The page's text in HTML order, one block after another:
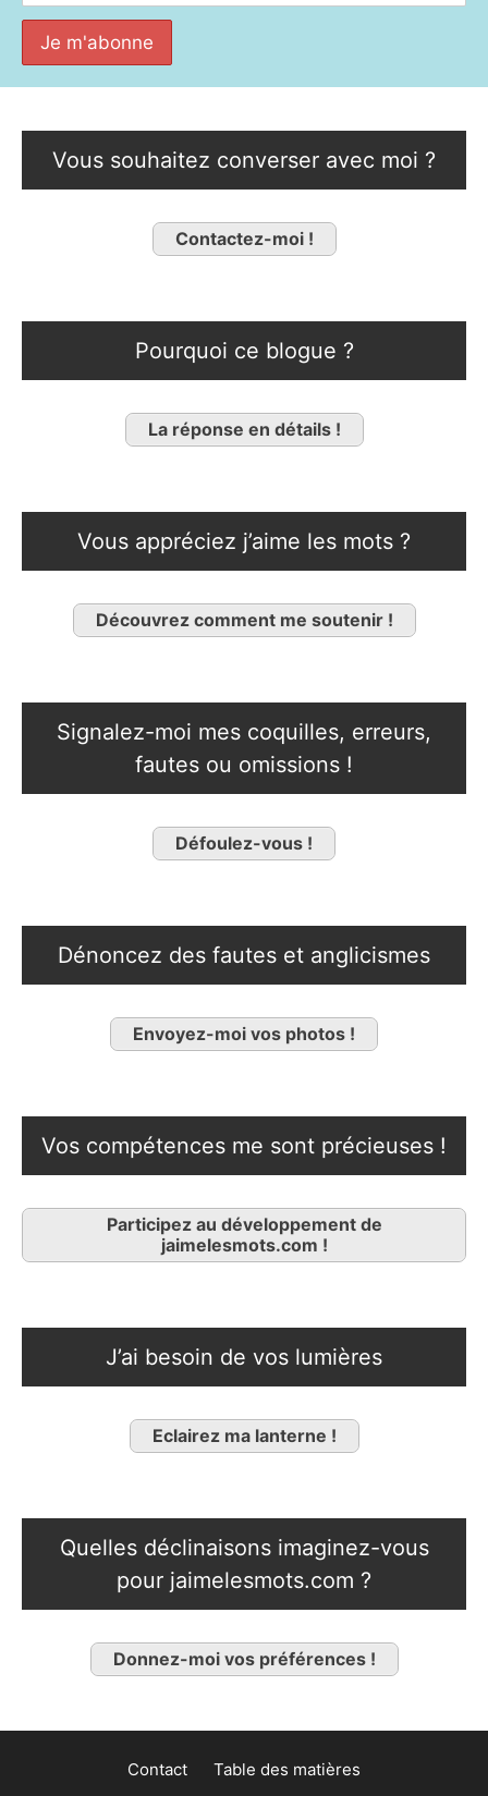
Vous souhaitez converser avec moi ?
Contactez-moi !
Pourquoi ce blogue ?
La réponse en détails !
Vous appréciez j’aime les mots ?
Découvrez comment me soutenir !
Signalez-moi mes coquilles, erreurs,
fautes ou omissions !
Défoulez-vous !
Dénoncez des fautes et anglicismes
Envoyez-moi vos photos !
Vos compétences me sont précieuses !
Participez au développement de
jaimelesmots.com !
J’ai besoin de vos lumières
Eclairez ma lanterne !
Quelles déclinaisons imaginez-vous
pour jaimelesmots.com ?
Donnez-moi vos préférences !
Contact Table des matières